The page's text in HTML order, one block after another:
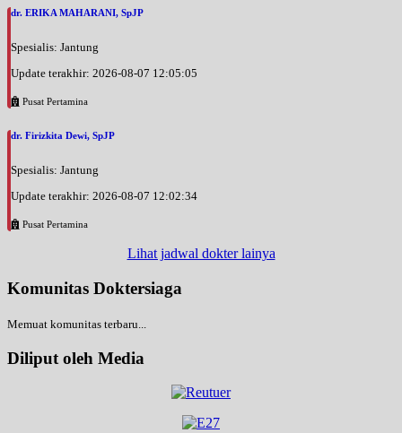
dr. ERIKA MAHARANI, SpJP
Spesialis: Jantung
Update terakhir: 2026-08-07 12:05:05
Pusat Pertamina
dr. Firizkita Dewi, SpJP
Spesialis: Jantung
Update terakhir: 2026-08-07 12:02:34
Pusat Pertamina
Lihat jadwal dokter lainya
Komunitas Doktersiaga
Memuat komunitas terbaru...
Diliput oleh Media